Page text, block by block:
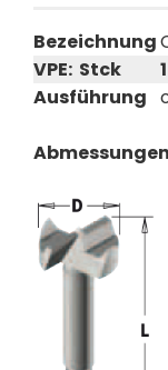
Bezeichnung
VPE: Stck
Ausführung
Abmessungen